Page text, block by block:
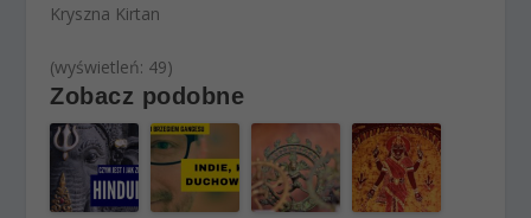
Kryszna Kirtan
(wyświetleń: 49)
Zobacz podobne